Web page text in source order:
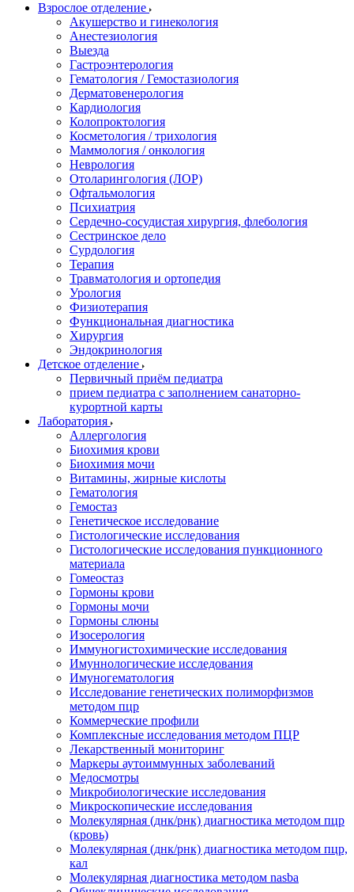
Взрослое отделение
Акушерство и гинекология
Анестезиология
Выезда
Гастроэнтерология
Гематология / Гемостазиология
Дерматовенерология
Кардиология
Колопроктология
Косметология / трихология
Маммология / онкология
Неврология
Отоларингология (ЛОР)
Офтальмология
Психиатрия
Сердечно-сосудистая хирургия, флебология
Сестринское дело
Сурдология
Терапия
Травматология и ортопедия
Урология
Физиотерапия
Функциональная диагностика
Хирургия
Эндокринология
Детское отделение
Первичный приём педиатра
прием педиатра с заполнением санаторно-
курортной карты
Лаборатория
Аллергология
Биохимия крови
Биохимия мочи
Витамины, жирные кислоты
Гематология
Гемостаз
Генетическое исследование
Гистологические исследования
Гистологические исследования пункционного
материала
Гомеостаз
Гормоны крови
Гормоны мочи
Гормоны слюны
Изосерология
Иммуногистохимические исследования
Имуннологические исследования
Имуногематология
Исследование генетических полиморфизмов
методом пцр
Коммерческие профили
Комплексные исследования методом ПЦР
Лекарственный мониторинг
Маркеры аутоиммунных заболеваний
Медосмотры
Микробиологические исследования
Микроскопические исследования
Молекулярная (днк/рнк) диагностика методом пцр
(кровь)
Молекулярная (днк/рнк) диагностика методом пцр,
кал
Молекулярная диагностика методом nasba